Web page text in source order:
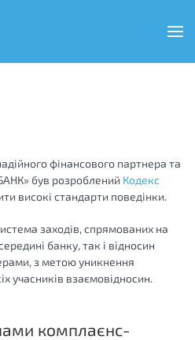
фінансового партнера та
був розроблений Кодекс
високі стандарти поведінки.
заходів, спрямованих на
банку, так і відносин
з метою уникнення
учасників взаємовідносин.
комплаєнс-